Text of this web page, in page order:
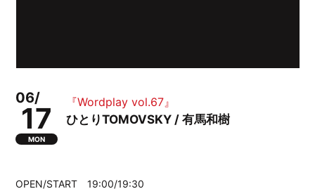
06/
17
MON
『Wordplay vol.67』
ひとりTOMOVSKY / 有馬和樹
OPEN/START 19:00/19:30